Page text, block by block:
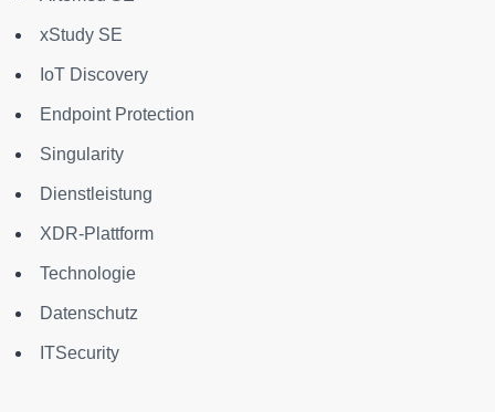
xStudy SE
IoT Discovery
Endpoint Protection
Singularity
Dienstleistung
XDR-Plattform
Technologie
Datenschutz
ITSecurity